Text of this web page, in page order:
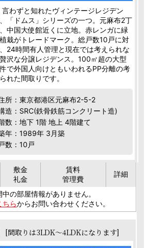
言わずと知れたヴィンテージレジデン
「ドムス」シリーズの一つ。元麻布2丁
中国大使館近くに立地。赤レンガに緑
栽がトレードマーク。総戸数10戸に対
24時間有人管理と現在では考えられな
沢な分譲レジデンス。100㎡超の大型
で外国人向けともいわれるPP分離の考
れた間取りです。
所：東京都港区元麻布2-5-2
造：SRC(鉄骨鉄筋コンクリート造)
数：地下 1階 地上 4階建て
年：1989年 3月築
戸数：10戸
敷金
礼金
賃料
管理費
詳細
の部屋情報がありません。
ちらからお問い合わせください。
[間取りは3LDK～4LDKになります]